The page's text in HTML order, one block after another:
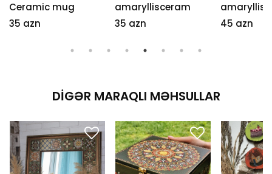
Ceramic mug
35 azn
amaryllisceram
35 azn
45 azn
DIGƏR MARAQLI MƏHSULLAR